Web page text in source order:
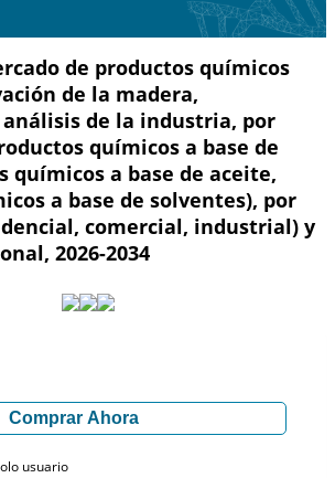
de productos químicos
de la madera,
de la industria, por
químicos a base de
químicos a base de aceite,
a base de solventes), por
comercial, industrial) y
2026-2034
Comprar Ahora
usuario